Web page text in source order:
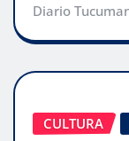
Diario
CULTURA